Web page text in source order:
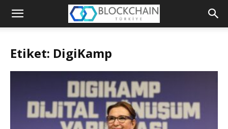
Blockchain
Etiket: DigiKamp